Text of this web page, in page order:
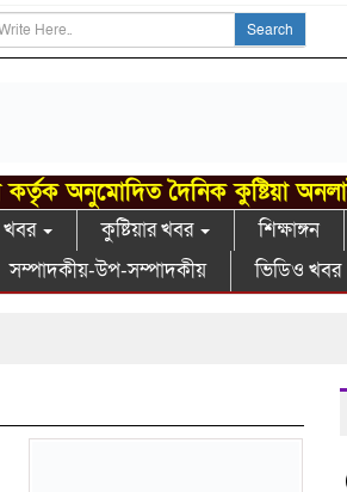
Search
কর্তৃক অনুমোদিত দৈনিক কুষ্টিয়া
খবর কুষ্টিয়ার খবর শিক্ষাঙ্গন
সম্পাদকীয়-উপ-সম্পাদকীয় ভিডিও খবর